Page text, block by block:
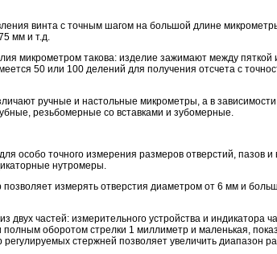
винта с точным шагом на большой длине
мм и т.д.
микрометром такова: изделие зажимают между
50 или 100 делений для получения отсчета с
ручные и настольные микрометры, а в
резьбомерные со вставками и зубомерные.
особо точного измерения размеров отверстий,
нутромеры.
измерять отверстия диаметром от 6 мм и
двух частей: измерительного устройства и
оборотом стрелки 1 миллиметр и маленькая,
регулируемых стержней позволяет увеличить диапазон